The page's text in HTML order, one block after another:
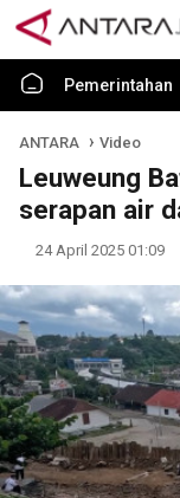
Pemerintahan
ANTARA Video
Leuweung
serapan air
24 April 2025 01:09